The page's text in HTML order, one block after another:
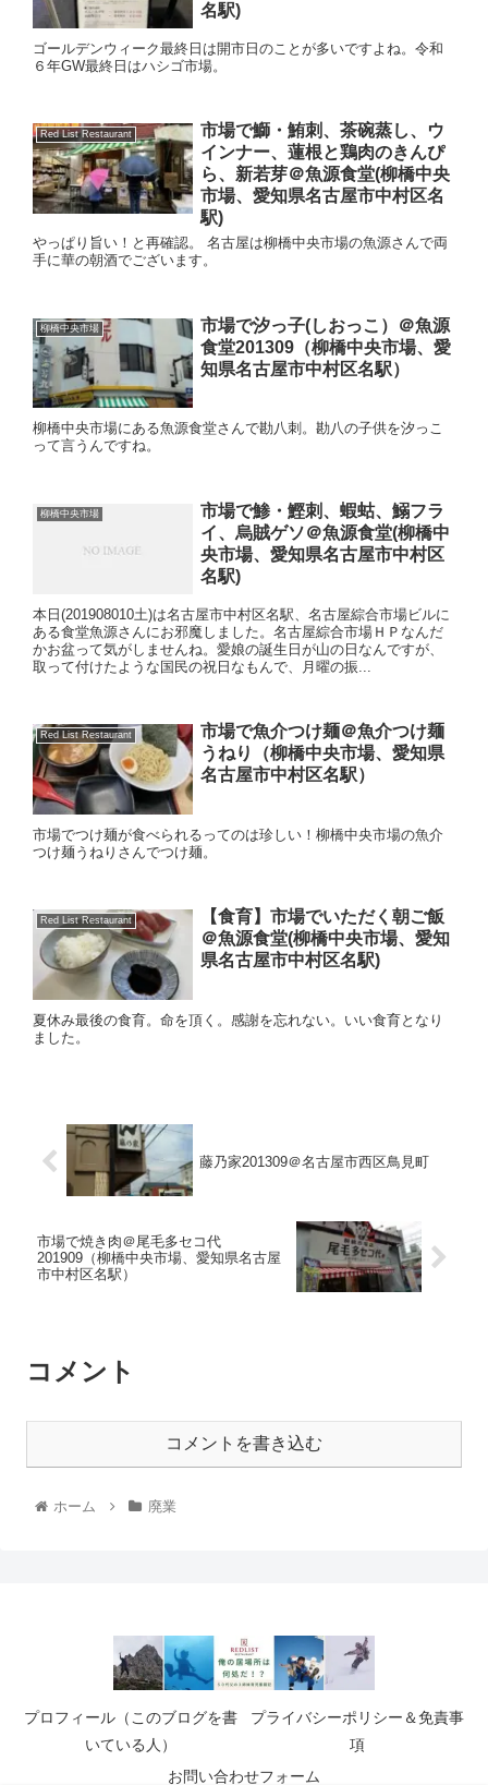
名駅)
ゴールデンウィーク最終日は開市日のことが多いですよね。令和
６年GW最終日はハシゴ市場。
Red List Restaurant
市場で鰤・鮪刺、茶碗蒸し、ウ
インナー、蓮根と鶏肉のきんぴ
ら、新若芽＠魚源食堂(柳橋中央
市場、愛知県名古屋市中村区名
駅)
やっぱり旨い！と再確認。 名古屋は柳橋中央市場の魚源さんで両
手に華の朝酒でございます。
柳橋中央市場
市場で汐っ子(しおっこ）＠魚源
食堂201309（柳橋中央市場、愛
知県名古屋市中村区名駅）
柳橋中央市場にある魚源食堂さんで勘八刺。勘八の子供を汐っこ
って言うんですね。
柳橋中央市場
市場で鯵・鰹刺、蝦蛄、鰯フラ
イ、烏賊ゲソ＠魚源食堂(柳橋中
央市場、愛知県名古屋市中村区
名駅)
本日(201908010土)は名古屋市中村区名駅、名古屋綜合市場ビルに
ある食堂魚源さんにお邪魔しました。名古屋綜合市場ＨＰなんだ
かお盆って気がしませんね。愛娘の誕生日が山の日なんですが、
取って付けたような国民の祝日なもんで、月曜の振...
Red List Restaurant
市場で魚介つけ麺＠魚介つけ麺
うねり（柳橋中央市場、愛知県
名古屋市中村区名駅）
市場でつけ麺が食べられるってのは珍しい！柳橋中央市場の魚介
つけ麺うねりさんでつけ麺。
Red List Restaurant
【食育】市場でいただく朝ご飯
＠魚源食堂(柳橋中央市場、愛知
県名古屋市中村区名駅)
夏休み最後の食育。命を頂く。感謝を忘れない。いい食育となり
ました。
藤乃家201309＠名古屋市西区鳥見町
市場で焼き肉＠尾毛多セコ代
201909（柳橋中央市場、愛知県名古屋
市中村区名駅）
コメント
コメントを書き込む
ホーム 廃業
プロフィール（このブログを書
いている人）
プライバシーポリシー＆免責事
項
お問い合わせフォーム